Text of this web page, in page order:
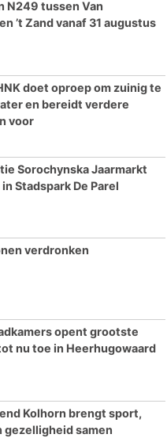
N249 tussen Van
’t Zand vanaf 31 augustus
doet oproep om zuinig te
en bereidt verdere
voor
Sorochynska Jaarmarkt
Stadspark De Parel
verdronken
opent grootste
nu toe in Heerhugowaard
Kolhorn brengt sport,
gezelligheid samen